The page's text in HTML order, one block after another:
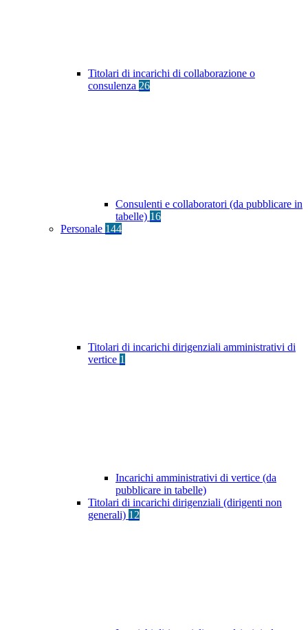
Titolari di incarichi di collaborazione o
consulenza 26
Consulenti e collaboratori (da pubblicare in
tabelle) 16
Personale 144
Titolari di incarichi dirigenziali amministrativi di
vertice 1
Incarichi amministrativi di vertice (da
pubblicare in tabelle)
Titolari di incarichi dirigenziali (dirigenti non
generali) 12